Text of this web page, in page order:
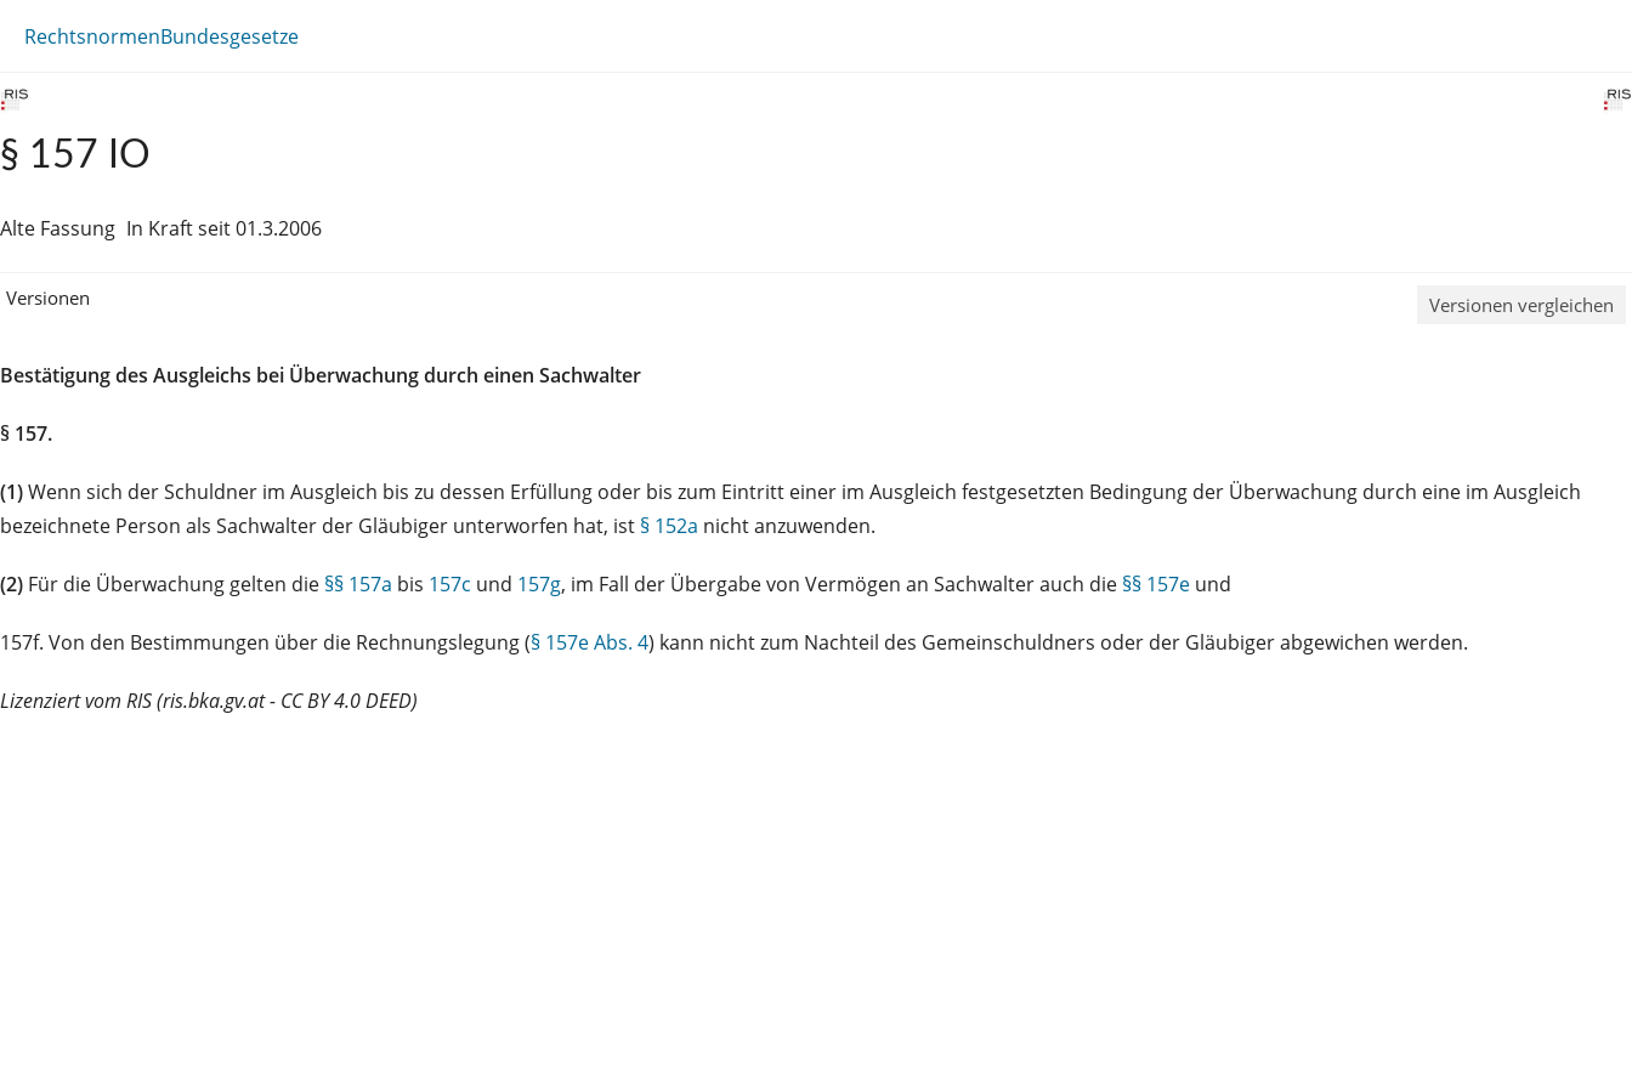
RechtsnormenBundesgesetze
§ 157 IO
Alte Fassung In Kraft seit 01.3.2006
Versionen Versionen vergleichen
Bestätigung des Ausgleichs bei Überwachung durch einen Sachwalter
§ 157.
(1)Wenn sich der Schuldner im Ausgleich bis zu dessen Erfüllung oder bis zum Eintritt einer im Ausgleich festgesetzten Bedingung der Überwachung durch eine im Ausgleich
bezeichnete Person als Sachwalter der Gläubiger unterworfen hat, ist § 152a nicht anzuwenden.
(2) Für die Überwachung gelten die §§ 157a bis 157c und 157g, im Fall der Übergabe von Vermögen an Sachwalter auch die §§ 157e und
157f. Von den Bestimmungen über die Rechnungslegung (§ 157e Abs. 4) kann nicht zum Nachteil des Gemeinschuldners oder der Gläubiger abgewichen werden.
Lizenziert vom RIS (ris.bka.gv.at - CC BY 4.0 DEED)